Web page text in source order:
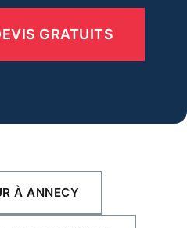
GRATUITS
À ANNECY